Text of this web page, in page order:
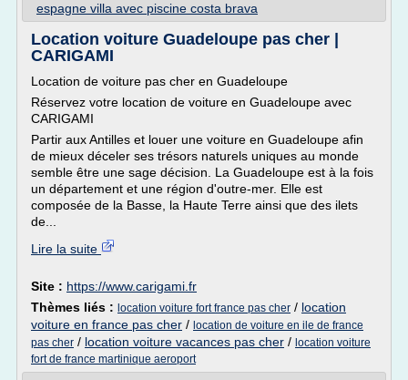
espagne villa avec piscine costa brava
Location voiture Guadeloupe pas cher |
CARIGAMI
Location de voiture pas cher en Guadeloupe
Réservez votre location de voiture en Guadeloupe avec
CARIGAMI
Partir aux Antilles et louer une voiture en Guadeloupe afin
de mieux déceler ses trésors naturels uniques au monde
semble être une sage décision. La Guadeloupe est à la fois
un département et une région d'outre-mer. Elle est
composée de la Basse, la Haute Terre ainsi que des ilets
de...
Lire la suite
Site : https://www.carigami.fr
Thèmes liés : location voiture fort france pas cher / location
voiture en france pas cher / location de voiture en ile de france
pas cher / location voiture vacances pas cher / location voiture
fort de france martinique aeroport